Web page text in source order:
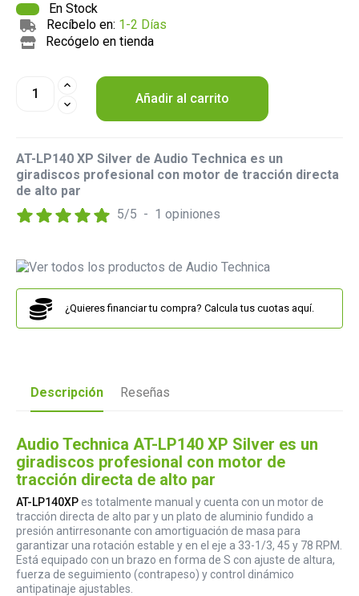
En Stock
Recíbelo en: 1-2 Días
Recógelo en tienda
Añadir al carrito
AT-LP140 XP Silver de Audio Technica es un
giradiscos profesional con motor de tracción directa
de alto par
5/5 - 1 opiniones
¿Quieres financiar tu compra? Calcula tus cuotas aquí.
Descripción Reseñas
Audio Technica AT-LP140 XP Silver es un
giradiscos profesional con motor de
tracción directa de alto par
AT-LP140XPes totalmente manual y cuenta con un motor de
tracción directa de alto par y un plato de aluminio fundido a
presión antirresonante con amortiguación de masa para
garantizar una rotación estable y en el eje a 33-1/3, 45 y 78 RPM.
Está equipado con un brazo en forma de S con ajuste de altura,
fuerza de seguimiento (contrapeso) y control dinámico
antipatinaje ajustables.